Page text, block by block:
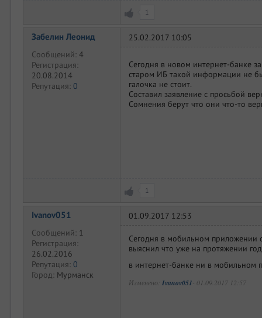
1
Забелин Леонид
Сообщений: 4
Регистрация:
20.08.2014
Репутация: 0
25.02.2017 10:05
Сегодня в новом интернет-банке
старом ИБ такой информации не
галочка не стоит.
Составил заявление с просьбой
Сомнения берут что они что-то
1
Ivanov051
Сообщений: 1
Регистрация:
26.02.2016
Репутация: 0
Город: Мурманск
01.09.2017 12:53
Сегодня в мобильном приложении
выяснил что уже на протяжении
в интернет-банке ни в мобильном
Изменено: Ivanov051- 01.09.2017 12:57